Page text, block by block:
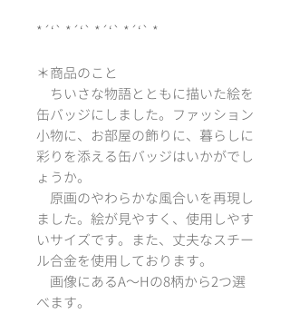
*´‘` *´‘` *´‘` *´‘` *
＊商品のこと
ちいさな物語とともに描いた絵を
缶バッジにしました。ファッション
小物に、お部屋の飾りに、暮らしに
彩りを添える缶バッジはいかがでし
ょうか。
原画のやわらかな風合いを再現し
ました。絵が見やすく、使用しやす
いサイズです。また、丈夫なスチー
ル合金を使用しております。
画像にあるA〜Hの8柄から2つ選
べます。